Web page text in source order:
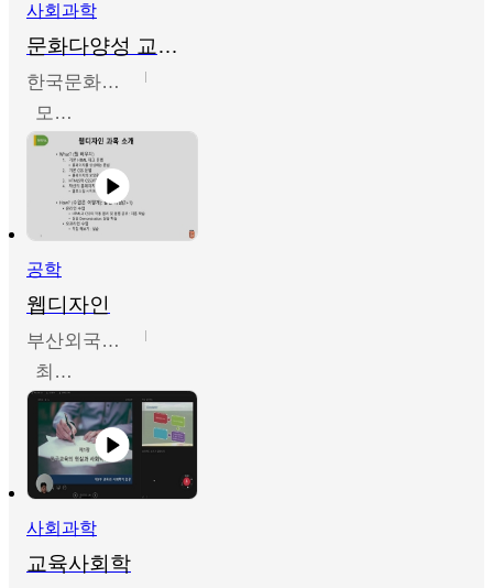
사회과학
문화다양성 교육의 이해
한국문화예술교육진흥원
모경환,성상환,정문성
공학
웹디자인
부산외국어대학교
최진오
사회과학
교육사회학